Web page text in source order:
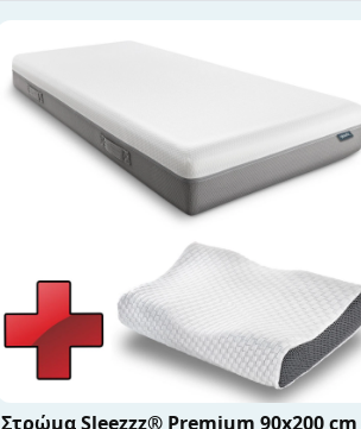
Στρώμα Sleezzz® Premium 90x200 cm